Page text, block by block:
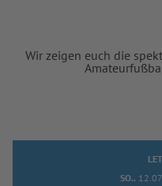
Wir zeigen euch die
SO..